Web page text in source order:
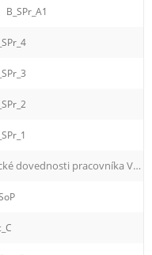
B_SPr_A1
B_SPD Sociálně-psychologické dovednosti pracovníka VS